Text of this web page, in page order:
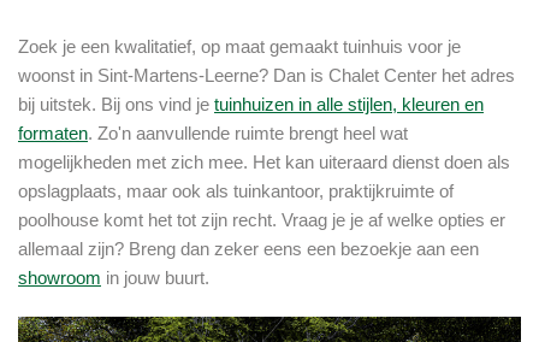
Zoek je een kwalitatief, op maat gemaakt tuinhuis voor je
woonst in Sint-Martens-Leerne? Dan is Chalet Center het adres
bij uitstek. Bij ons vind je tuinhuizen in alle stijlen, kleuren en
formaten. Zo'n aanvullende ruimte brengt heel wat
mogelijkheden met zich mee. Het kan uiteraard dienst doen als
opslagplaats, maar ook als tuinkantoor, praktijkruimte of
poolhouse komt het tot zijn recht. Vraag je je af welke opties er
allemaal zijn? Breng dan zeker eens een bezoekje aan een
showroom in jouw buurt.